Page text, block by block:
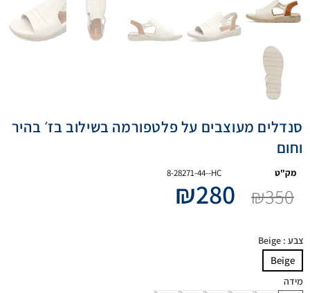
סנדלים מעוצבים על פלטפורמה בשילוב בז׳ בהיר
וחום
מק"ט 8-28271-44--HC
₪350
₪280
צבע : Beige
Beige
מידה